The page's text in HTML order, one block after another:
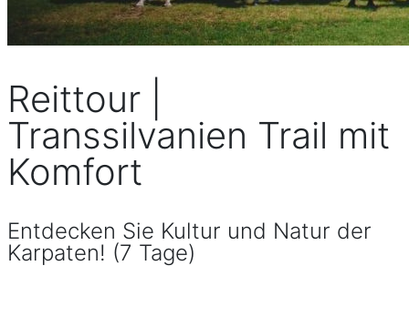
Reittour |
Transsilvanien Trail mit
Komfort
Entdecken Sie Kultur und Natur der
Karpaten! (7 Tage)